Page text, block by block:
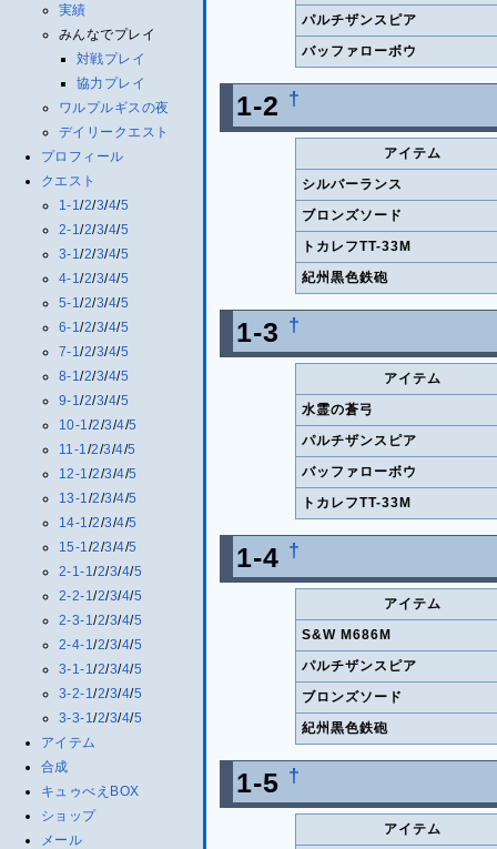
実績
みんなでプレイ
対戦プレイ
協力プレイ
ワルプルギスの夜
デイリークエスト
プロフィール
クエスト
1-1/2/3/4/5
2-1/2/3/4/5
3-1/2/3/4/5
4-1/2/3/4/5
5-1/2/3/4/5
6-1/2/3/4/5
7-1/2/3/4/5
8-1/2/3/4/5
9-1/2/3/4/5
10-1 /2/3/4/5
11-1 /2/3/4/5
12-1 /2/3/4/5
13-1 /2/3/4/5
14-1 /2/3/4/5
15-1 /2/3/4/5
2-1-1/2/3/4/5
2-2-1/2/3/4/5
2-3-1/2/3/4/5
2-4-1/2/3/4/5
3-1-1/2/3/4/5
3-2-1/2/3/4/5
3-3-1/2/3/4/5
アイテム
合成
キュゥべえBOX
ショップ
メール
パルチザンスピア
バッファローボウ
1-2 †
アイテム
シルバーランス
ブロンズソード
トカレフTT-33M
紀州黒色鉄砲
1-3 †
アイテム
水霊の蒼弓
パルチザンスピア
バッファローボウ
トカレフTT-33M
1-4 †
アイテム
S&W M686M
パルチザンスピア
ブロンズソード
紀州黒色鉄砲
1-5 †
アイテム